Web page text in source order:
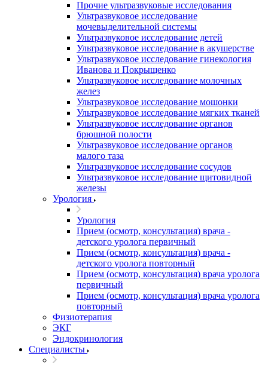
Прочие ультразвуковые исследования
Ультразвуковое исследование
мочевыделительной системы
Ультразвуковое исследование детей
Ультразвуковое исследование в акушерстве
Ультразвуковое исследование гинекология
Иванова и Покрыщенко
Ультразвуковое исследование молочных
желез
Ультразвуковое исследование мошонки
Ультразвуковое исследование мягких тканей
Ультразвуковое исследование органов
брюшной полости
Ультразвуковое исследование органов
малого таза
Ультразвуковое исследование сосудов
Ультразвуковое исследование щитовидной
железы
Урология
Урология
Прием (осмотр, консультация) врача -
детского уролога первичный
Прием (осмотр, консультация) врача -
детского уролога повторный
Прием (осмотр, консультация) врача уролога
первичный
Прием (осмотр, консультация) врача уролога
повторный
Физиотерапия
ЭКГ
Эндокринология
Специалисты